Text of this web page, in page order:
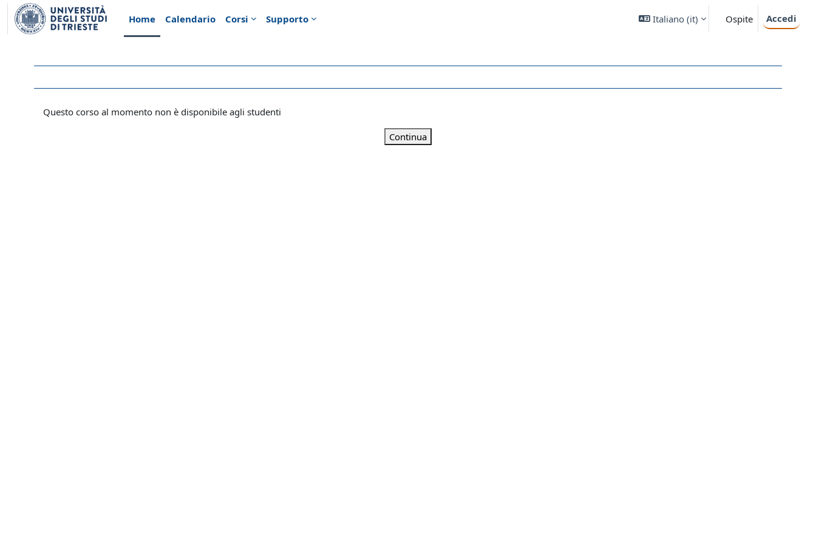
Vai al contenuto principale
Home
Calendario Corsi Supporto Italiano ‎(it)‎ Ospite Accedi
Questo corso al momento non è disponibile agli studenti
Continua